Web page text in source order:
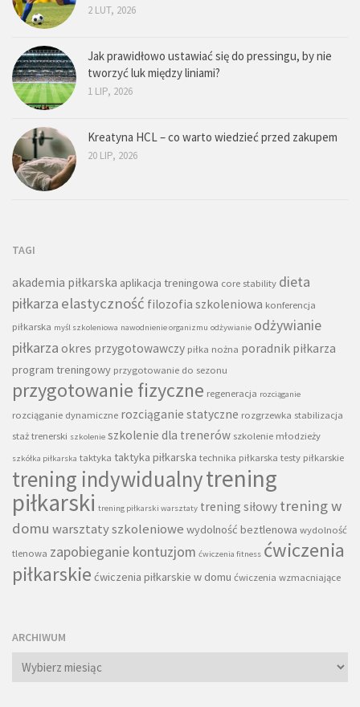
2 LUT, 2026
Jak prawidłowo ustawiać się do pressingu, by nie
tworzyć luk między liniami?
1 LIP, 2026
Kreatyna HCL – co warto wiedzieć przed zakupem
20 LIP, 2026
TAGI
akademia piłkarska aplikacja treningowa core stability dieta
piłkarza elastyczność filozofia szkoleniowa konferencja
piłkarska myśl szkoleniowa nawodnienie organizmu odżywianie odżywianie
piłkarza okres przygotowawczy piłka nożna poradnik piłkarza
program treningowy przygotowanie do sezonu
przygotowanie fizyczne regeneracja rozciąganie
rozciąganie dynamiczne rozciąganie statyczne rozgrzewka stabilizacja
staż trenerski szkolenie szkolenie dla trenerów szkolenie młodzieży
szkółka piłkarska taktyka taktyka piłkarska technika piłkarska testy piłkarskie
trening indywidualnytrening
piłkarski trening piłkarski warsztaty trening siłowy trening w
domu warsztaty szkoleniowe wydolność beztlenowa wydolność
tlenowa zapobieganie kontuzjom ćwiczenia fitness ćwiczenia
piłkarskie ćwiczenia piłkarskie w domu ćwiczenia wzmacniające
ARCHIWUM
Archiwum